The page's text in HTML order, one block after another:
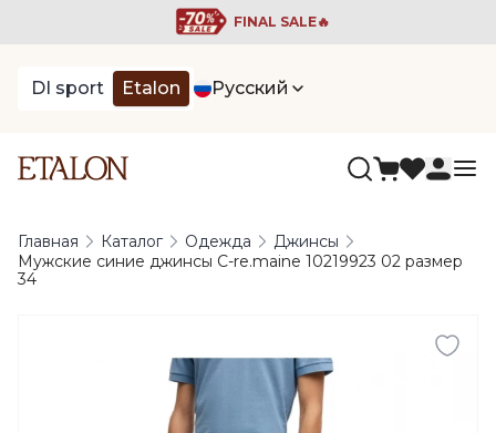
FINAL SALE🔥
DI sport Etalon Русский
Главная Каталог Одежда
Джинсы
Мужские синие джинсы C-re.maine 10219923 02 размер
34